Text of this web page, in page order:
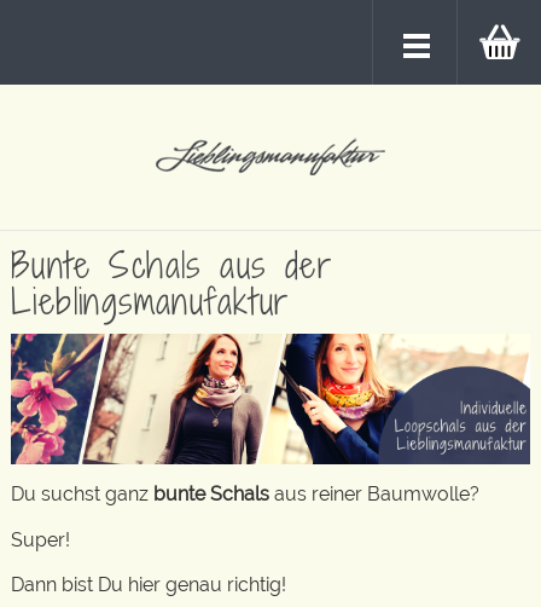
Bunte Schals aus der
Lieblingsmanufaktur
Du suchst ganz bunte Schals aus reiner Baumwolle?
Super!
Dann bist Du hier genau richtig!